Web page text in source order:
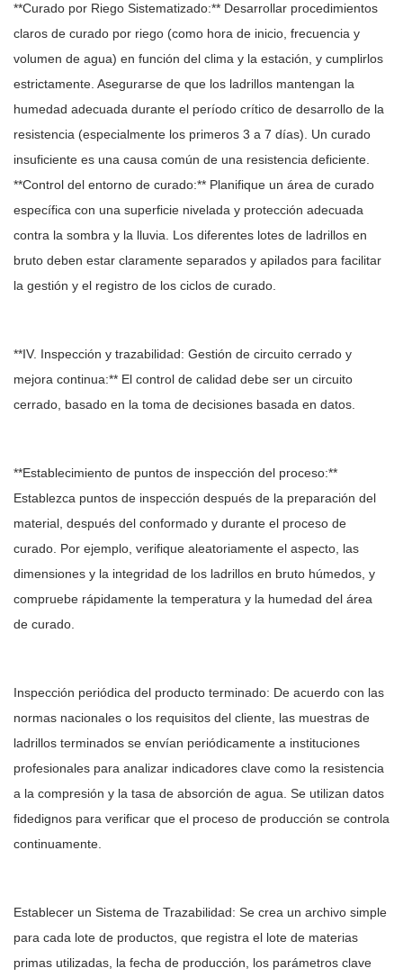
**Curado por Riego Sistematizado:** Desarrollar procedimientos
claros de curado por riego (como hora de inicio, frecuencia y
volumen de agua) en función del clima y la estación, y cumplirlos
estrictamente. Asegurarse de que los ladrillos mantengan la
humedad adecuada durante el período crítico de desarrollo de la
resistencia (especialmente los primeros 3 a 7 días). Un curado
insuficiente es una causa común de una resistencia deficiente.
**Control del entorno de curado:** Planifique un área de curado
específica con una superficie nivelada y protección adecuada
contra la sombra y la lluvia. Los diferentes lotes de ladrillos en
bruto deben estar claramente separados y apilados para facilitar
la gestión y el registro de los ciclos de curado.
**IV. Inspección y trazabilidad: Gestión de circuito cerrado y
mejora continua:** El control de calidad debe ser un circuito
cerrado, basado en la toma de decisiones basada en datos.
**Establecimiento de puntos de inspección del proceso:**
Establezca puntos de inspección después de la preparación del
material, después del conformado y durante el proceso de
curado. Por ejemplo, verifique aleatoriamente el aspecto, las
dimensiones y la integridad de los ladrillos en bruto húmedos, y
compruebe rápidamente la temperatura y la humedad del área
de curado.
Inspección periódica del producto terminado: De acuerdo con las
normas nacionales o los requisitos del cliente, las muestras de
ladrillos terminados se envían periódicamente a instituciones
profesionales para analizar indicadores clave como la resistencia
a la compresión y la tasa de absorción de agua. Se utilizan datos
fidedignos para verificar que el proceso de producción se controla
continuamente.
Establecer un Sistema de Trazabilidad: Se crea un archivo simple
para cada lote de productos, que registra el lote de materias
primas utilizadas, la fecha de producción, los parámetros clave